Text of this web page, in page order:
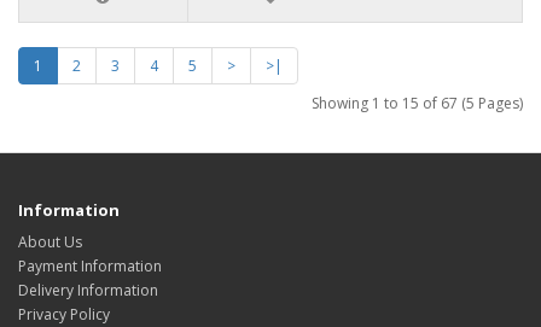
1 2 3 4 5 >
>|
Showing 1 to 15 of 67 (5 Pages)
Information
About Us
Payment Information
Delivery Information
Privacy Policy